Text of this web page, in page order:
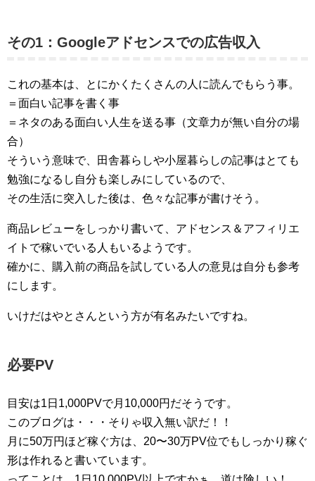
その1：Googleアドセンスでの広告収入
これの基本は、とにかくたくさんの人に読んでもらう事。
＝面白い記事を書く事
＝ネタのある面白い人生を送る事（文章力が無い自分の場
合）
そういう意味で、田舎暮らしや小屋暮らしの記事はとても
勉強になるし自分も楽しみにしているので、
その生活に突入した後は、色々な記事が書けそう。
商品レビューをしっかり書いて、アドセンス＆アフィリエ
イトで稼いでいる人もいるようです。
確かに、購入前の商品を試している人の意見は自分も参考
にします。
いけだはやとさんという方が有名みたいですね。
必要PV
目安は1日1,000PVで月10,000円だそうです。
このブログは・・・そりゃ収入無い訳だ！！
月に50万円ほど稼ぐ方は、20〜30万PV位でもしっかり稼ぐ
形は作れると書いています。